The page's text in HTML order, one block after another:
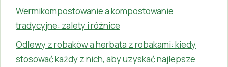
Wermikompostowanie a kompostowanie
tradycyjne: zalety i różnice
Odlewy z robaków a herbata z robakami: kiedy
stosować każdy z nich, aby uzyskać najlepsze